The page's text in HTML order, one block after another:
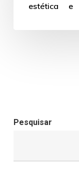
estética e
Pesquisar